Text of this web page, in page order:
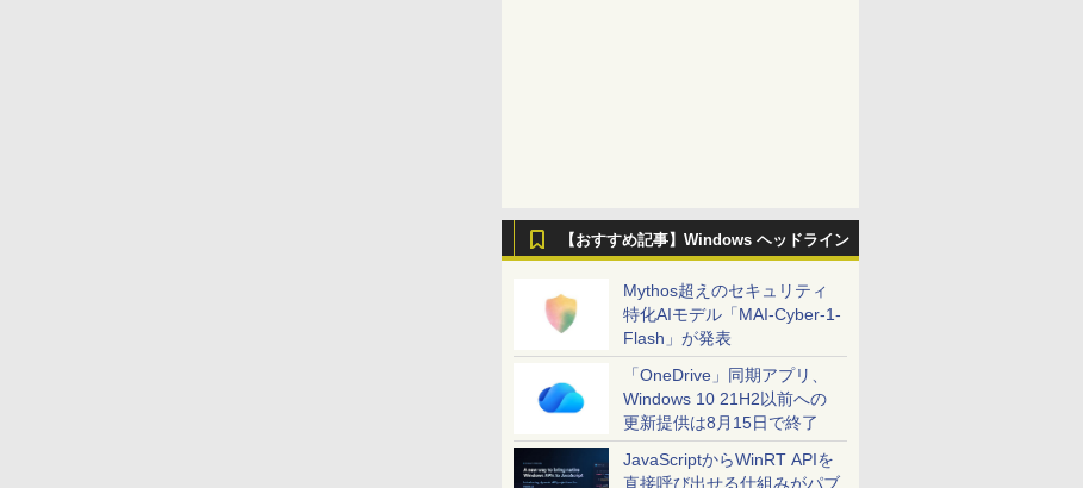
【おすすめ記事】Windows ヘッドライン
Mythos超えのセキュリティ
特化AIモデル「MAI-Cyber-1-
Flash」が発表
「OneDrive」同期アプリ、
Windows 10 21H2以前への
更新提供は8月15日で終了
JavaScriptからWinRT APIを
直接呼び出せる仕組みがパブ